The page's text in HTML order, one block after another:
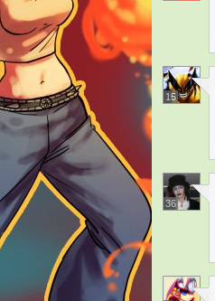
15
36